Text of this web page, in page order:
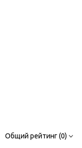
Общий рейтинг (0)